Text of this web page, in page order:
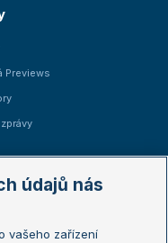
Previews
Open
údajů nás
vašeho zařízení